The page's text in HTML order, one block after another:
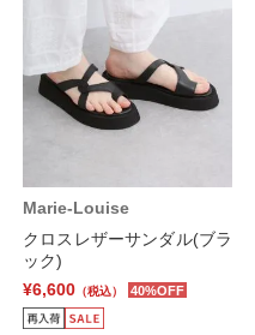
Marie-Louise
クロスレザーサンダル(ブラ
ック)
¥6,600 （税込） 40%OFF